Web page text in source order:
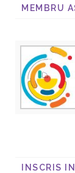
MEMBRU
INSCRIS